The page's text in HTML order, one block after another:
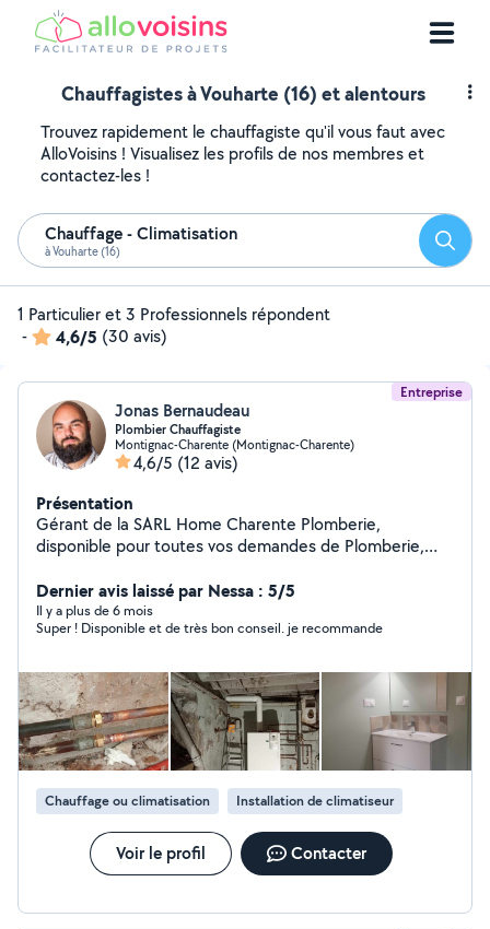
Chauffagistes à Vouharte (16) et alentours
Trouvez rapidement le chauffagiste qu'il vous faut avec
AlloVoisins ! Visualisez les profils de nos membres et
contactez-les !
Chauffage - Climatisation
à Vouharte (16)
1 Particulier et 3 Professionnels répondent
-
4,6/5 (30 avis)
Entreprise
Jonas Bernaudeau
Plombier Chauffagiste
Montignac-Charente (Montignac-Charente)
4,6/5 (12 avis)
Présentation
Gérant de la SARL Home Charente Plomberie,
disponible pour toutes vos demandes de Plomberie,
Dernier avis laissé par Nessa : 5/5
Il y a plus de 6 mois
Super ! Disponible et de très bon conseil. je recommande
Chauffage ou climatisation Installation de climatiseur
Voir le profil Contacter